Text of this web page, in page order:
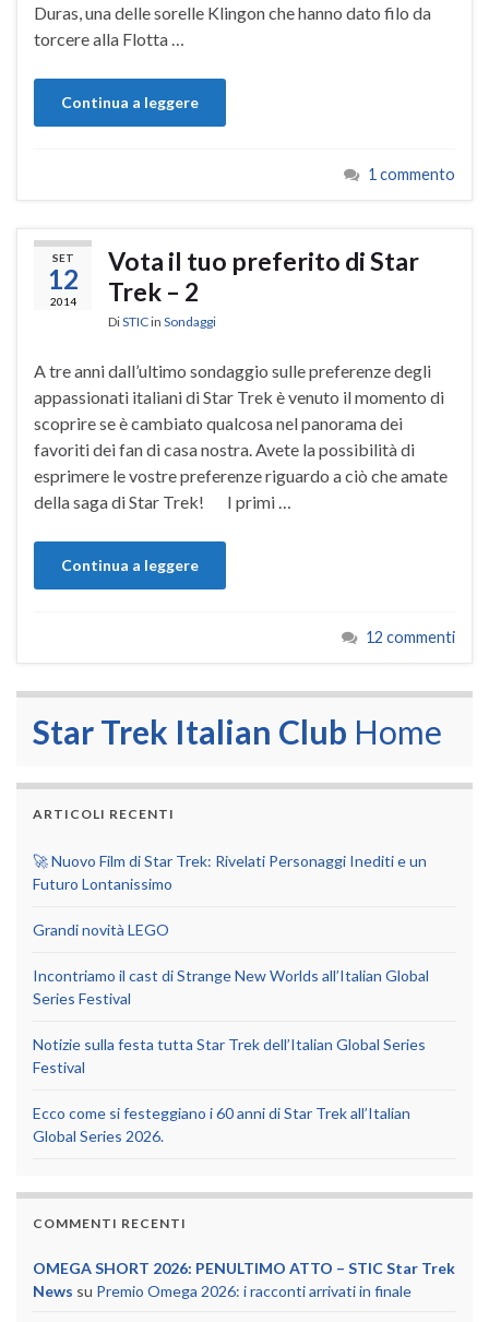
Duras, una delle sorelle Klingon che hanno dato filo da
torcere alla Flotta …
Continua a leggere
1 commento
SET
12
2014
Vota il tuo preferito di Star
Trek – 2
DiSTICin Sondaggi
A tre anni dall’ultimo sondaggio sulle preferenze degli
appassionati italiani di Star Trek è venuto il momento di
scoprire se è cambiato qualcosa nel panorama dei
favoriti dei fan di casa nostra. Avete la possibilità di
esprimere le vostre preferenze riguardo a ciò che amate
della saga di Star Trek! I primi …
Continua a leggere
12 commenti
Star Trek Italian Club Home
ARTICOLI RECENTI
🚀 Nuovo Film di Star Trek: Rivelati Personaggi Inediti e un
Futuro Lontanissimo
Grandi novità LEGO
Incontriamo il cast di Strange New Worlds all’Italian Global
Series Festival
Notizie sulla festa tutta Star Trek dell’Italian Global Series
Festival
Ecco come si festeggiano i 60 anni di Star Trek all’Italian
Global Series 2026.
COMMENTI RECENTI
OMEGA SHORT 2026: PENULTIMO ATTO – STIC Star Trek
News su Premio Omega 2026: i racconti arrivati in finale